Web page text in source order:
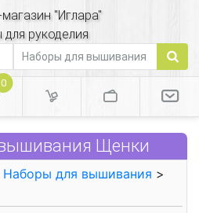
"Иглара"
для рукоделия
0
Щенки
Наборы для вышивания >